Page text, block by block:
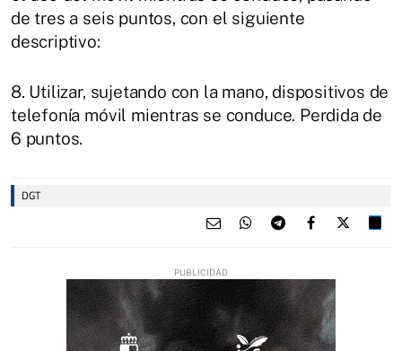
de tres a seis puntos, con el siguiente
descriptivo:
8. Utilizar, sujetando con la mano, dispositivos de
telefonía móvil mientras se conduce. Perdida de
6 puntos.
DGT